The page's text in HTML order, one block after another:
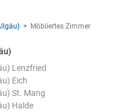
Möbliertes Zimmer
Lenzfried
Eich
St. Mang
Halde